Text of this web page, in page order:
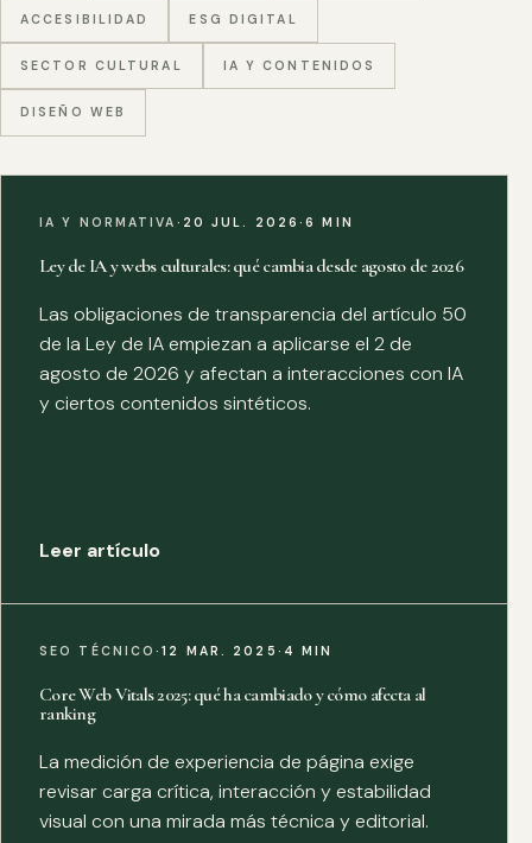
ACCESIBILIDAD ESG DIGITAL
SECTOR CULTURAL IA Y CONTENIDOS
DISEÑO WEB
IA Y NORMATIVA · 20 JUL. 2026·6 MIN
Ley de IA y webs culturales: qué cambia desde agosto de 2026
Las obligaciones de transparencia del artículo 50
de la Ley de IA empiezan a aplicarse el 2 de
agosto de 2026 y afectan a interacciones con IA
y ciertos contenidos sintéticos.
Leer artículo
SEO TÉCNICO·12 MAR. 2025 · 4 MIN
Core Web Vitals 2025: qué ha cambiado y cómo afecta al
ranking
La medición de experiencia de página exige
revisar carga crítica, interacción y estabilidad
visual con una mirada más técnica y editorial.